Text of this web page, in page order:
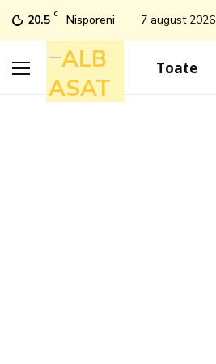
20.5 C Nisporeni 7 august 2026
Toate